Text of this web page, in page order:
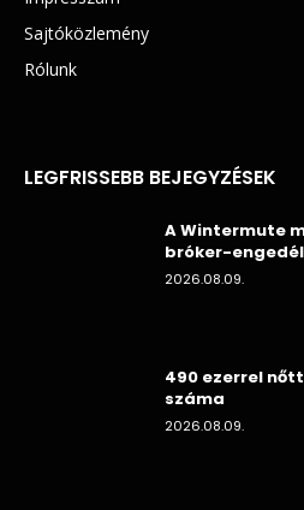
Sajtóközlemény
Rólunk
LEGFRISSEBB BEJEGYZÉSEK
A Wintermute
bróker-
2026.08.09.
490 ezerrel
száma
2026.08.09.